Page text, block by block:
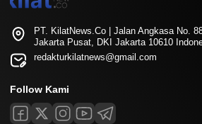
PT. KilatNews.Co | Jalan Angkasa No.
Jakarta Pusat, DKI Jakarta 10610
redakturkilatnews@gmail.com
Follow Kami